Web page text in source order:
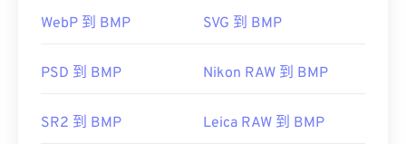
除了打开 BMP 文件外，还可以使用许多应用程序创
将 BMP 转换为矢量图像，可以考虑使用CorelDRAW
Photoshop 、Microsoft Photos 、 Apple Preview
Apple Photos
WebP 到 BMP SVG 到 BMP
PSD 到 BMP Nikon RAW 到 BMP
SR2 到 BMP Leica RAW 到 BMP